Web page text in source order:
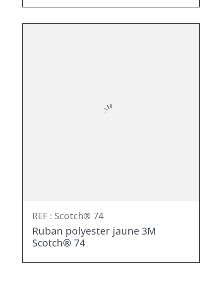
REF : Scotch® 74
Ruban polyester jaune 3M
Scotch® 74